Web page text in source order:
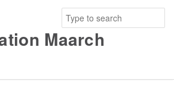
Maarch